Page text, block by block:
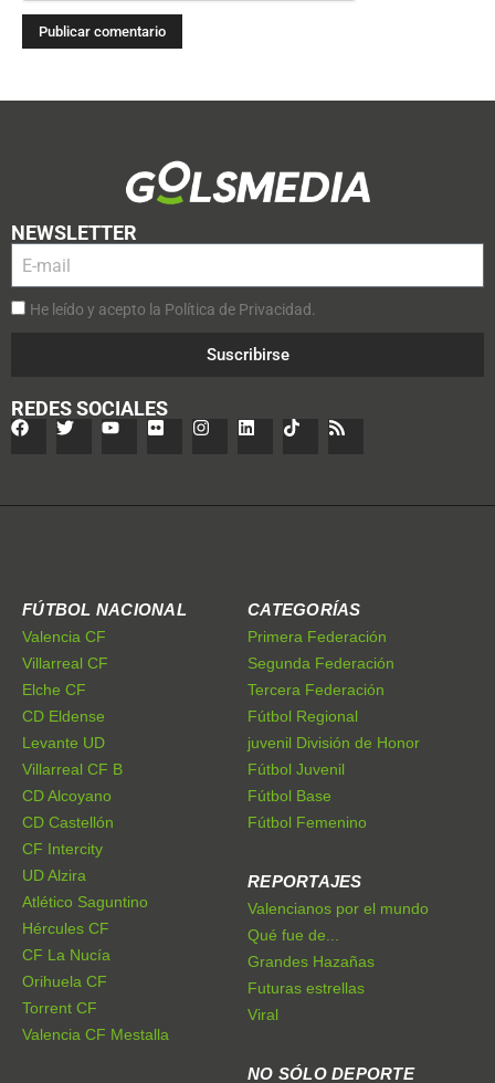
NEWSLETTER
He leído y acepto la Política de Privacidad.
Suscribirse
REDES SOCIALES
FÚTBOL NACIONAL
Valencia CF
Villarreal CF
Elche CF
CD Eldense
Levante UD
Villarreal CF B
CD Alcoyano
CD Castellón
CF Intercity
UD Alzira
Atlético Saguntino
Hércules CF
CF La Nucía
Orihuela CF
Torrent CF
Valencia CF Mestalla
CATEGORÍAS
Primera Federación
Segunda Federación
Tercera Federación
Fútbol Regional
juvenil División de Honor
Fútbol Juvenil
Fútbol Base
Fútbol Femenino
REPORTAJES
Valencianos por el mundo
Qué fue de...
Grandes Hazañas
Futuras estrellas
Viral
NO SÓLO DEPORTE